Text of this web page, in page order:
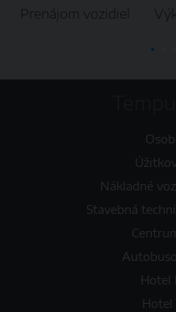
Prenájom vozidiel
Nákladné
Stavebná
Hotel
Hotel